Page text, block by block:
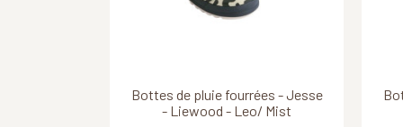
Bottes de pluie fourrées - Jesse
- Liewood - Classic...
Bottes de pluie fourrées - Jesse
- Liewood - Leo/ Mist